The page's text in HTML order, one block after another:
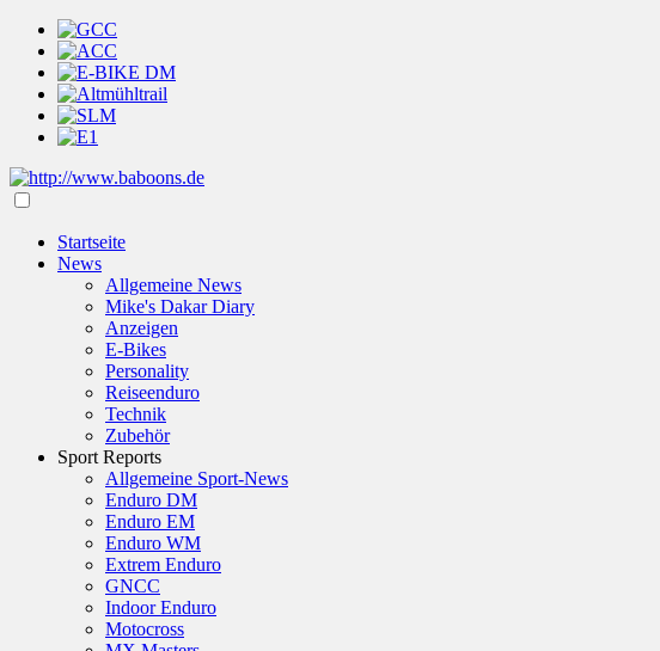
Startseite
News
Allgemeine News
Mike's Dakar Diary
Anzeigen
E-Bikes
Personality
Reiseenduro
Technik
Zubehör
Sport Reports
Allgemeine Sport-News
Enduro DM
Enduro EM
Enduro WM
Extrem Enduro
GNCC
Indoor Enduro
Motocross